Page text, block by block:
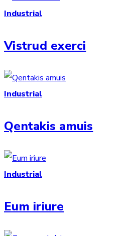
Industrial
Vistrud exerci
Industrial
Qentakis amuis
Industrial
Eum iriure